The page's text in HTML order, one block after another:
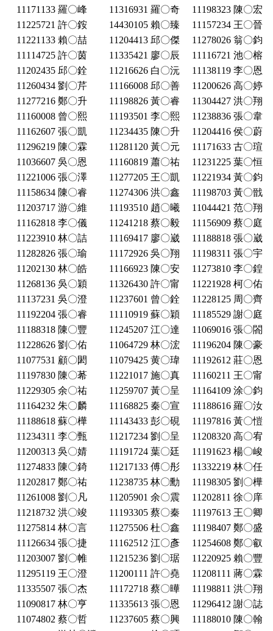
11171133 羅〇峰
11316931 羅〇奇
11198323 陳〇宏
11225721 許〇銨
14430105 賴〇臻
11157234 王〇晉
11221133 賴〇喆
11204413 邱〇傑
11278026 翁〇鈞
11114725 許〇茵
11335421 廖〇辰
11116721 池〇榕
11202435 邱〇銓
11216626 白〇沅
11138119 李〇恩
11260434 劉〇芹
11166008 邱〇善
11200626 高〇婷
11277216 鄭〇升
11198826 黃〇睿
11304427 洪〇翔
11160008 曾〇熙
11193501 李〇熙
11238836 張〇韋
11162607 張〇凱
11234435 陳〇升
11204416 侯〇蔚
11296219 陳〇霖
11281120 黃〇元
11171633 古〇瑄
11036607 吳〇恩
11160819 蕭〇祐
11231225 葉〇恒
11221006 張〇澤
11277205 王〇凱
11221934 黃〇鈞
11158634 陳〇睿
11274306 洪〇鑫
11198703 黃〇戩
11203717 游〇維
11193510 趙〇曦
11044421 范〇翔
11162818 李〇儀
11241218 蔡〇毅
11156909 蔡〇庭
11223910 林〇詰
11169417 廖〇崴
11188818 張〇崴
11282826 張〇瑜
11172926 吳〇翔
11198311 張〇宇
11202130 林〇皓
11166923 陳〇安
11273810 李〇鍠
11268136 吳〇穎
11326430 許〇甯
11221928 柯〇佑
11137231 吳〇澄
11237601 曾〇銓
11228125 周〇齊
11192204 張〇睿
11110919 蘇〇穎
11185529 謝〇庭
11188318 陳〇豐
11245207 江〇達
11069016 張〇閤
11228626 劉〇佑
11064729 林〇浤
11196204 陳〇豪
11077531 顧〇閎
11079425 黄〇瑋
11192612 莊〇恩
11197830 陳〇莃
11221017 施〇真
11160211 王〇甯
11229305 余〇祐
11259707 黃〇呈
11164109 涂〇鈞
11164232 朱〇麟
11168825 秦〇宣
11188616 羅〇汝
11188618 蘇〇樺
11143433 彭〇硯
11197816 黃〇愷
11234311 李〇甄
11217234 劉〇呈
11208320 高〇宥
11200313 吳〇婧
11191724 葉〇廷
11191623 楊〇峻
11274833 陳〇錡
11217133 傅〇彤
11332219 林〇任
11202817 鄭〇祐
11238735 林〇勳
11198305 劉〇樺
11261008 劉〇凡
11205901 余〇震
11202811 徐〇庠
11218732 洪〇竣
11193305 蔡〇秦
11197613 王〇卿
11275814 林〇言
11275506 杜〇鑫
11198407 鄭〇盛
11126634 張〇捷
11162512 江〇彥
11254608 鄭〇叡
11203007 劉〇帷
11215236 劉〇琚
11220925 賴〇豐
11295119 王〇澄
11200111 許〇堯
11208111 蔣〇霖
11335507 張〇杰
11172718 蔡〇曄
11198811 洪〇翔
11090817 林〇亨
11335613 張〇恩
11296412 謝〇誌
11074802 蔡〇哲
11237605 蔡〇興
11188010 陳〇翰